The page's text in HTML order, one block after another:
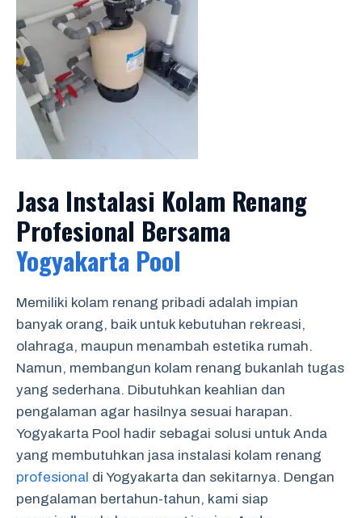
Jasa Instalasi Kolam Renang
Profesional Bersama
Yogyakarta Pool
Memiliki kolam renang pribadi adalah impian
banyak orang, baik untuk kebutuhan rekreasi,
olahraga, maupun menambah estetika rumah.
Namun, membangun kolam renang bukanlah tugas
yang sederhana. Dibutuhkan keahlian dan
pengalaman agar hasilnya sesuai harapan.
Yogyakarta Pool hadir sebagai solusi untuk Anda
yang membutuhkan jasa instalasi kolam renang
profesional di Yogyakarta dan sekitarnya. Dengan
pengalaman bertahun-tahun, kami siap